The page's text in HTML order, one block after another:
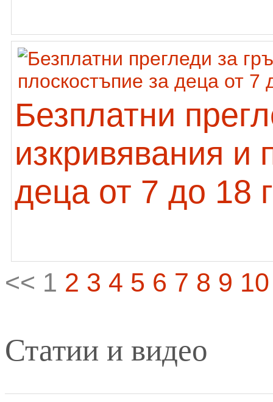
Безплатни
изкривявания и
деца от 7 до 18
<< 1 2 3 4 5 6 7 8 9 10
Статии и видео